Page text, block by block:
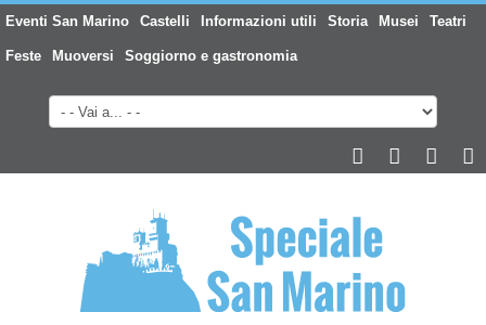
Eventi San Marino Castelli Informazioni utili Storia Musei Teatri
Feste Muoversi Soggiorno e gastronomia